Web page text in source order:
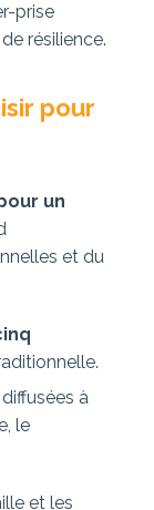
prise
résilience.
pour
un
et du
à
le
et les